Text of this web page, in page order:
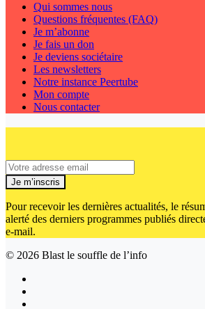
Qui sommes nous
Questions fréquentes (FAQ)
Je m’abonne
Je fais un don
Je deviens sociétaire
Les newsletters
Notre instance Peertube
Mon compte
Nous contacter
Je m’inscris
Pour recevoir les dernières actualités, le
alerté des derniers programmes publiés
e-mail.
© 2026 Blast le souffle de l’info